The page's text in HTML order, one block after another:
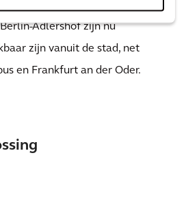
Adlershof zijn nu
zijn vanuit de stad, net
en Frankfurt an der Oder.